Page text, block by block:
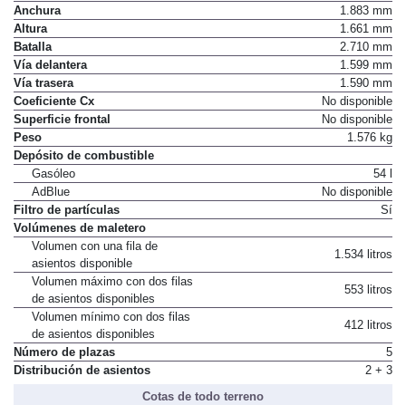
Anchura
1.883 mm
Altura
1.661 mm
Batalla
2.710 mm
Vía delantera
1.599 mm
Vía trasera
1.590 mm
Coeficiente Cx
No disponible
Superficie frontal
No disponible
Peso
1.576 kg
Depósito de combustible
Gasóleo
54 l
AdBlue
No disponible
Filtro de partículas
Sí
Volúmenes de maletero
Volumen con una fila de
asientos disponible
1.534 litros
Volumen máximo con dos filas
de asientos disponibles
553 litros
Volumen mínimo con dos filas
de asientos disponibles
412 litros
Número de plazas
5
Distribución de asientos
2 + 3
Cotas de todo terreno